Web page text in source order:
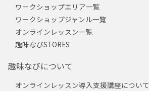
ワークショップエリア一覧
ワークショップジャンル一覧
オンラインレッスン一覧
趣味なびSTORES
趣味なびについて
オンラインレッスン導入支援講座について